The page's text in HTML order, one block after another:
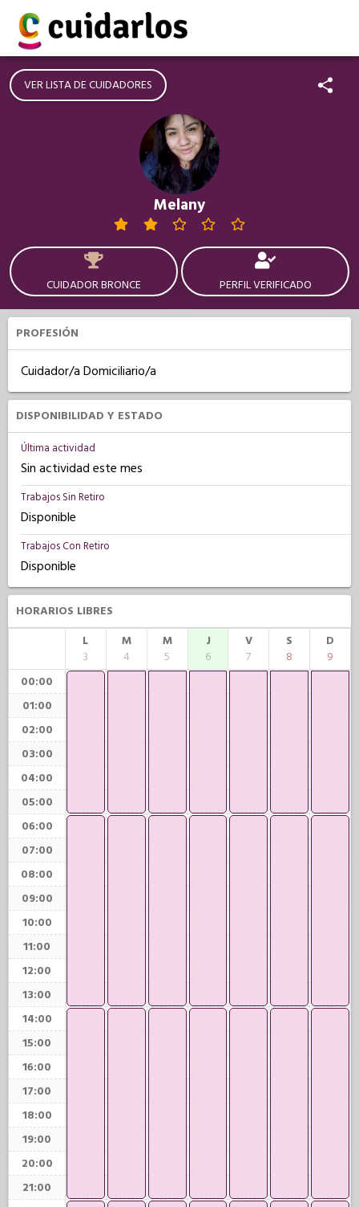
VER LISTA DE CUIDADORES
Melany
CUIDADOR BRONCE PERFIL VERIFICADO
PROFESIÓN
Cuidador/a Domiciliario/a
DISPONIBILIDAD Y ESTADO
Última actividad
Sin actividad este mes
Trabajos Sin Retiro
Disponible
Trabajos Con Retiro
Disponible
HORARIOS LIBRES
L
3
M
4
M
5
J
6
V
7
S
8
D
9
00:00
01:00
02:00
03:00
04:00
05:00
06:00
07:00
08:00
09:00
10:00
11:00
12:00
13:00
14:00
15:00
16:00
17:00
18:00
19:00
20:00
21:00